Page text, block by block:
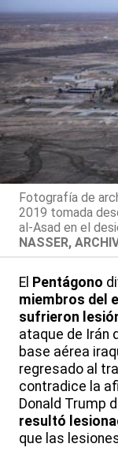
Fotografía de
2019 tomada
al-Asad en el
NASSER,
El Pentágono
miembros del
sufrieron
ataque de Irán
base aérea
regresado al
contradice la
Donald Trump
resultó
que las